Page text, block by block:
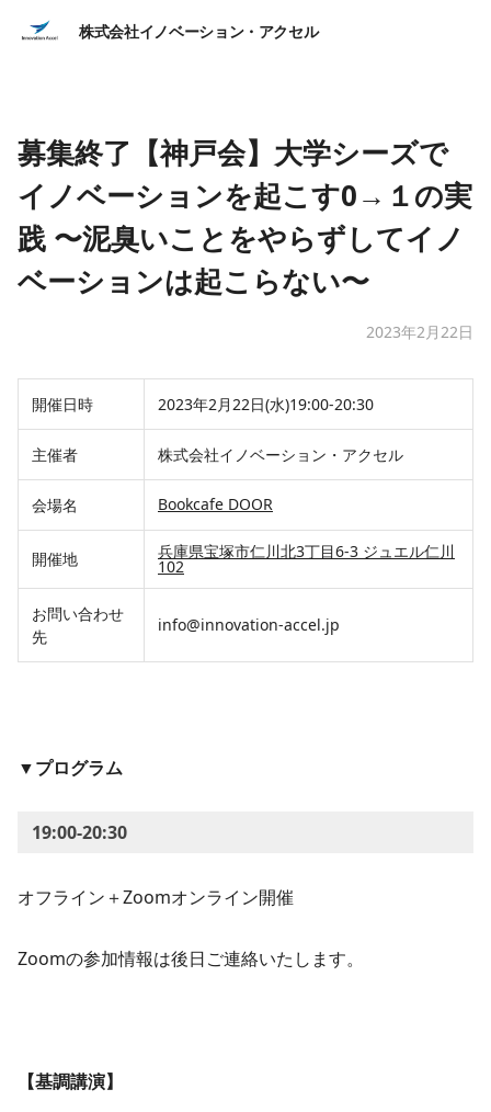
株式会社イノベーション・アクセル
募集終了【神戸会】大学シーズで
イノベーションを起こす0→１の実
践 〜泥臭いことをやらずしてイノ
ベーションは起こらない〜
2023年2月22日
開催日時 2023年2月22日(水)19:00-20:30
主催者 株式会社イノベーション・アクセル
会場名 Bookcafe DOOR
開催地 兵庫県宝塚市仁川北3丁目6-3 ジュエル仁川
102
お問い合わせ
先
info@innovation-accel.jp
▼プログラム
19:00-20:30
オフライン＋Zoomオンライン開催
Zoomの参加情報は後日ご連絡いたします。
【基調講演】